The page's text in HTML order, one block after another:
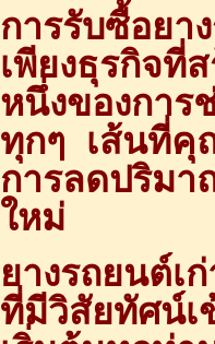
การรับซื้อยา
เพียงธุรกิจที่
หนึ่งของการ
ทุกๆ เส้นที่คุ
การลดปริมา
ใหม่
ยางรถยนต์เ
ที่มีวิสัยทัศน์